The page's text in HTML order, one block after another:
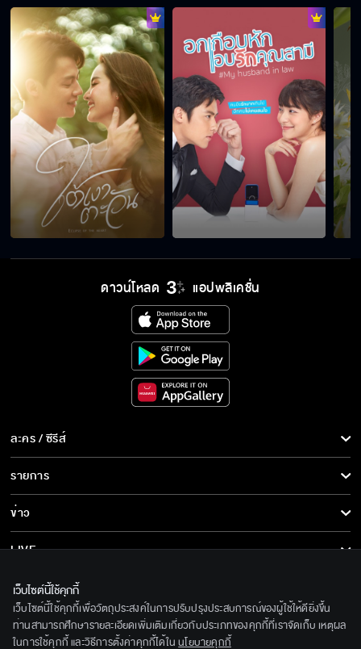
ดาวน์โหลด แอปพลิเคชั่น
ละคร / ซีรีส์
ละคร/ซีรีส์
ซีรีส์นานาชาติ
การ์ตูน & เกม
รายการ
รายการทั้งหมด
ข่าว
ข่าวทั้งหมด
ข่าวประชาสัมพันธ์
LIVE
เกี่ยวกับเรา
BEC World
รู้จักเรา
ติดตามเราได้ที่
เว็บไซต์นี้ใช้คุกกี้
เว็บไซต์นี้ใช้คุกกี้เพื่อวัตถุประสงค์ในการปรับปรุงประสบการณ์ของผู้ใช้ให้ดียิ่งขึ้น
ท่านสามารถศึกษารายละเอียดเพิ่มเติมเกี่ยวกับประเภทของคุกกี้ที่เราจัดเก็บ เหตุผล
ในการใช้คุกกี้ และวิธีการตั้งค่าคุกกี้ได้ใน นโยบายคุกกี้